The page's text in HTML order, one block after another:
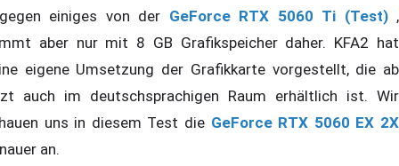
einiges von der GeForce RTX 5060 Ti (Test),
aber nur mit 8 GB Grafikspeicher daher. KFA2 hat
eigene Umsetzung der Grafikkarte vorgestellt, die ab
auch im deutschsprachigen Raum erhältlich ist. Wir
uns in diesem Test die GeForce RTX 5060 EX 2X
an.